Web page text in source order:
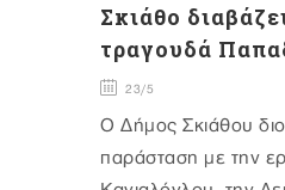
Σκιάθο
τραγουδά
23/5
Ο Δήμος Σκιάθου
παράσταση με την